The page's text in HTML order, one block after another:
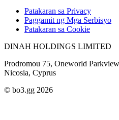
Patakaran sa Privacy
Paggamit ng Mga Serbisyo
Patakaran sa Cookie
DINAH HOLDINGS LIMITED
Prodromou 75, Oneworld
Nicosia, Cyprus
© bo3.gg 2026